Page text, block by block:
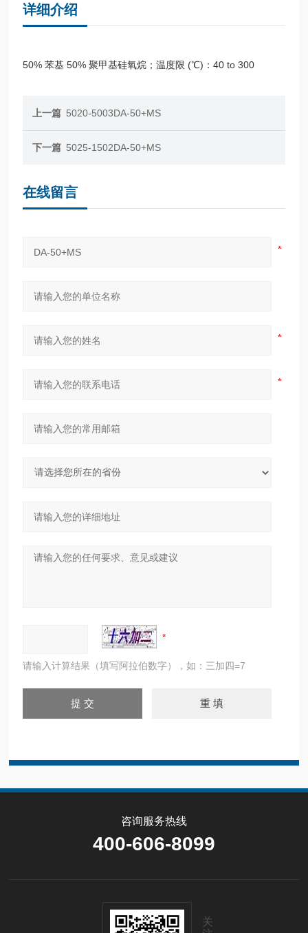
详细介绍
50% 苯基 50% 聚甲基硅氧烷；温度限 (℃)：40 to 300
上一篇 5020-5003DA-50+MS
下一篇 5025-1502DA-50+MS
在线留言
请输入计算结果（填写阿拉伯数字），如：三加四=7
咨询服务热线
400-606-8099
关